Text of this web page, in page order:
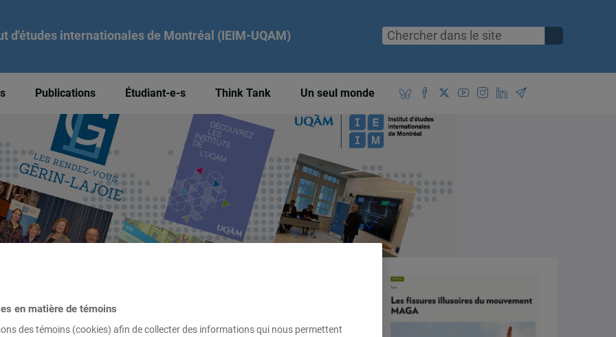
d'études internationales de Montréal (IEIM-UQAM)
Publications Étudiant-e-s Think Tank Un seul monde
en matière de témoins
des témoins (cookies) afin de collecter des informations qui nous permettent